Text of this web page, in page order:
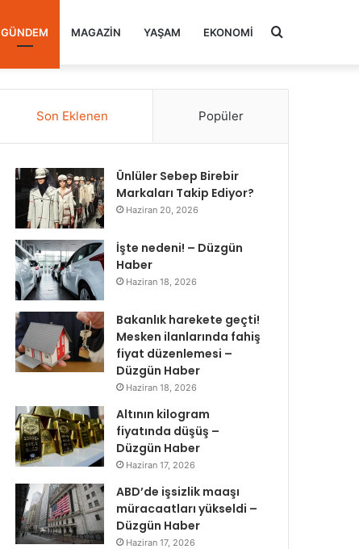
GÜNDEM MAGAZIN YAŞAM EKONOMI Arama
Son Eklenen Popüler
Ünlüler Sebep Birebir
Markaları Takip Ediyor?
Haziran 20, 2026
İşte nedeni! – Düzgün
Haber
Haziran 18, 2026
Bakanlık harekete geçti!
Mesken ilanlarında fahiş
fiyat düzenlemesi –
Düzgün Haber
Haziran 18, 2026
Altının kilogram
fiyatında düşüş –
Düzgün Haber
Haziran 17, 2026
ABD’de işsizlik maaşı
müracaatları yükseldi –
Düzgün Haber
Haziran 17, 2026